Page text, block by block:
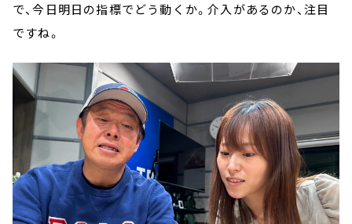
で、今日明日の指標でどう動くか。介入があるのか、注目
ですね。